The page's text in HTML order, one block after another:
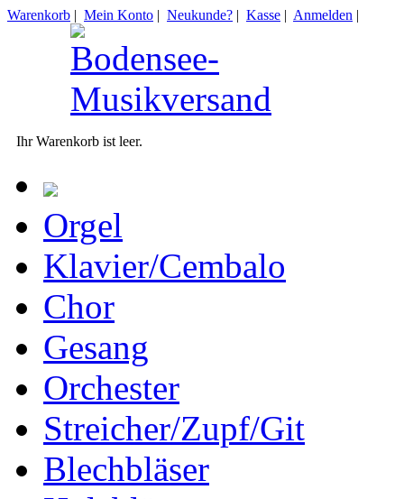
Warenkorb | Mein Konto | Neukunde? | Kasse | Anmelden |
Ihr Warenkorb ist leer.
Orgel
Klavier/Cembalo
Chor
Gesang
Orchester
Streicher/Zupf/Git
Blechbläser